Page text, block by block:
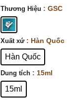
Thương Hiệu : GSC
Xuất xứ : Hàn Quốc
Hàn Quốc
Dung tích : 15ml
15ml